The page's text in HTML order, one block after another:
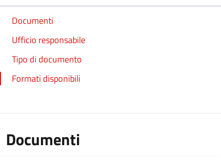
Documenti
Ufficio responsabile
Tipo di documento
Formati disponibili
Documenti